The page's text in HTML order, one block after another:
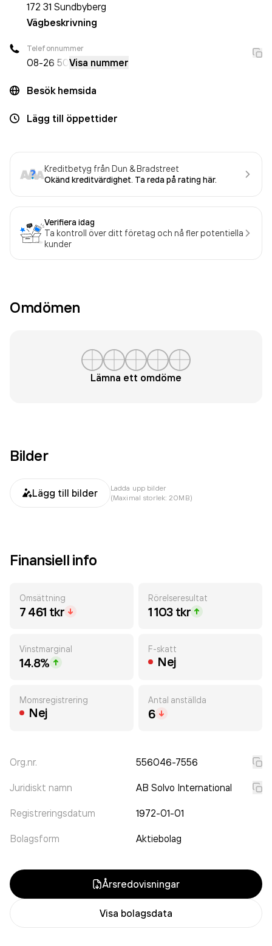
172 31 Sundbyberg
Vägbeskrivning
Telefonnummer
08-26 50Visa nummer
Besök hemsida
Lägg till öppettider
Kreditbetyg från Dun & Bradstreet
Okänd kreditvärdighet. Ta reda på rating här.
Verifiera idag
Ta kontroll över ditt företag och nå fler potentiella
kunder
Omdömen
Lämna ett omdöme
Bilder
Lägg till bilder
Ladda upp bilder
(Maximal storlek: 20MB)
Finansiell info
Omsättning
7 461 tkr
Rörelseresultat
1 103 tkr
Vinstmarginal
14.8%
F-skatt
Nej
Momsregistrering
Nej
Antal anställda
6
Org.nr. 556046-7556
Juridiskt namn AB Solvo International
Registreringsdatum 1972-01-01
Bolagsform Aktiebolag
Årsredovisningar
Visa bolagsdata